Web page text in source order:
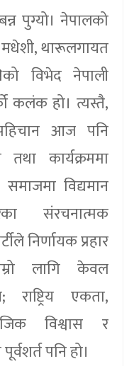
पुग्यो। नेपालको
थारूलगायत
विभेद नेपाली
कलंक हो। त्यस्तै,
आज पनि
कार्यक्रममा
विद्यमान
संरचनात्मक
निर्णायक प्रहार
लागि केवल
राष्ट्रिय एकता,
विश्वास र
पनि हो।